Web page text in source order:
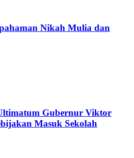
Nikah Mulia dan
Gubernur Viktor
Masuk Sekolah